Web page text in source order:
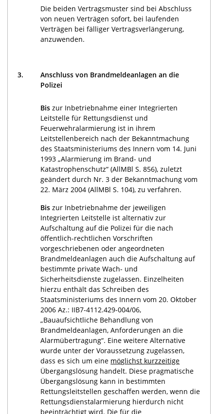
Die beiden Vertragsmuster sind bei Abschluss
von neuen Verträgen sofort, bei laufenden
Verträgen bei fälliger Vertragsverlängerung,
anzuwenden.
3.
Anschluss von Brandmeldeanlagen an die
Polizei
Bis zur Inbetriebnahme einer Integrierten
Leitstelle für Rettungsdienst und
Feuerwehralarmierung ist in ihrem
Leitstellenbereich nach der Bekanntmachung
des Staatsministeriums des Innern vom 14. Juni
1993 „Alarmierung im Brand- und
Katastrophenschutz“ (AllMBl S. 856), zuletzt
geändert durch Nr. 3 der Bekanntmachung vom
22. März 2004 (AllMBl S. 104), zu verfahren.
Bis zur Inbetriebnahme der jeweiligen
Integrierten Leitstelle ist alternativ zur
Aufschaltung auf die Polizei für die nach
öffentlich-rechtlichen Vorschriften
vorgeschriebenen oder angeordneten
Brandmeldeanlagen auch die Aufschaltung auf
bestimmte private Wach- und
Sicherheitsdienste zugelassen. Einzelheiten
hierzu enthält das Schreiben des
Staatsministeriums des Innern vom 20. Oktober
2006 Az.: IIB7-4112.429-004/06,
„Bauaufsichtliche Behandlung von
Brandmeldeanlagen, Anforderungen an die
Alarmübertragung“. Eine weitere Alternative
wurde unter der Voraussetzung zugelassen,
dass es sich um eine möglichst kurzzeitige
Übergangslösung handelt. Diese pragmatische
Übergangslösung kann in bestimmten
Rettungsleitstellen geschaffen werden, wenn die
Rettungsdienstalarmierung hierdurch nicht
beeinträchtigt wird. Die für die